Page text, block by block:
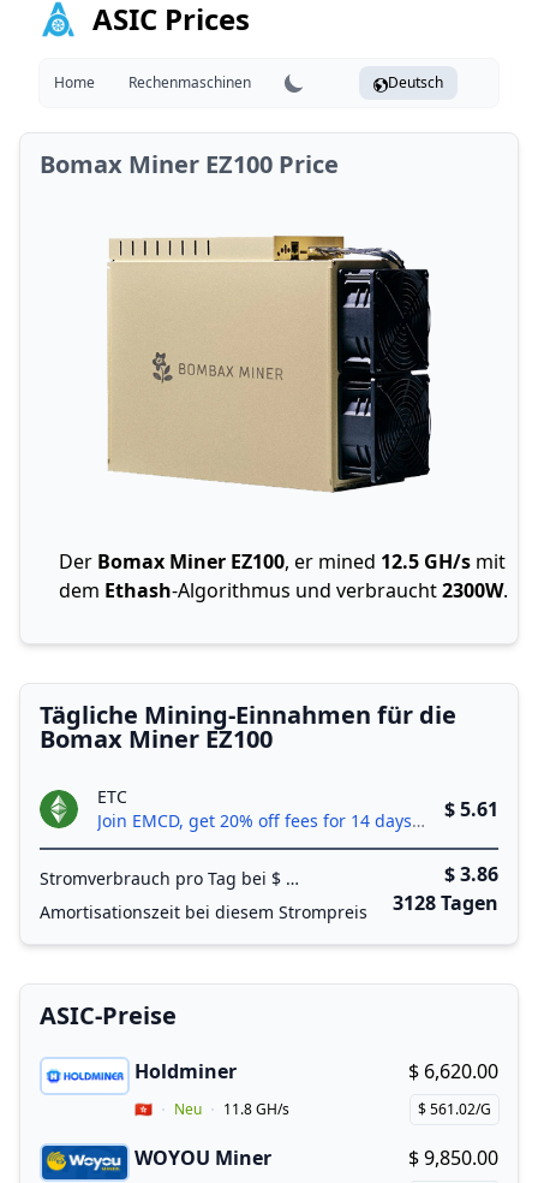
ASIC Prices
Home Rechenmaschinen Deutsch
Bomax Miner EZ100 Price
Der Bomax Miner EZ100, er mined 12.5 GH/s mit
dem Ethash-Algorithmus und verbraucht2300W.
Tägliche Mining-Einnahmen für die
Bomax Miner EZ100
ETC
Join EMCD, get 20% off fees for 14 days!
$ 5.61
Stromverbrauch pro Tag bei $
Amortisationszeit bei diesem Strompreis
$ 3.86
3128 Tagen
ASIC-Preise
Holdminer Buy now!
$ 6,620.00
Price per hash!
$ 561.02/G
Vendor Country
🇭🇰 Neu 11.8 GH/s
WOYOU Miner Buy now!
$ 9,850.00